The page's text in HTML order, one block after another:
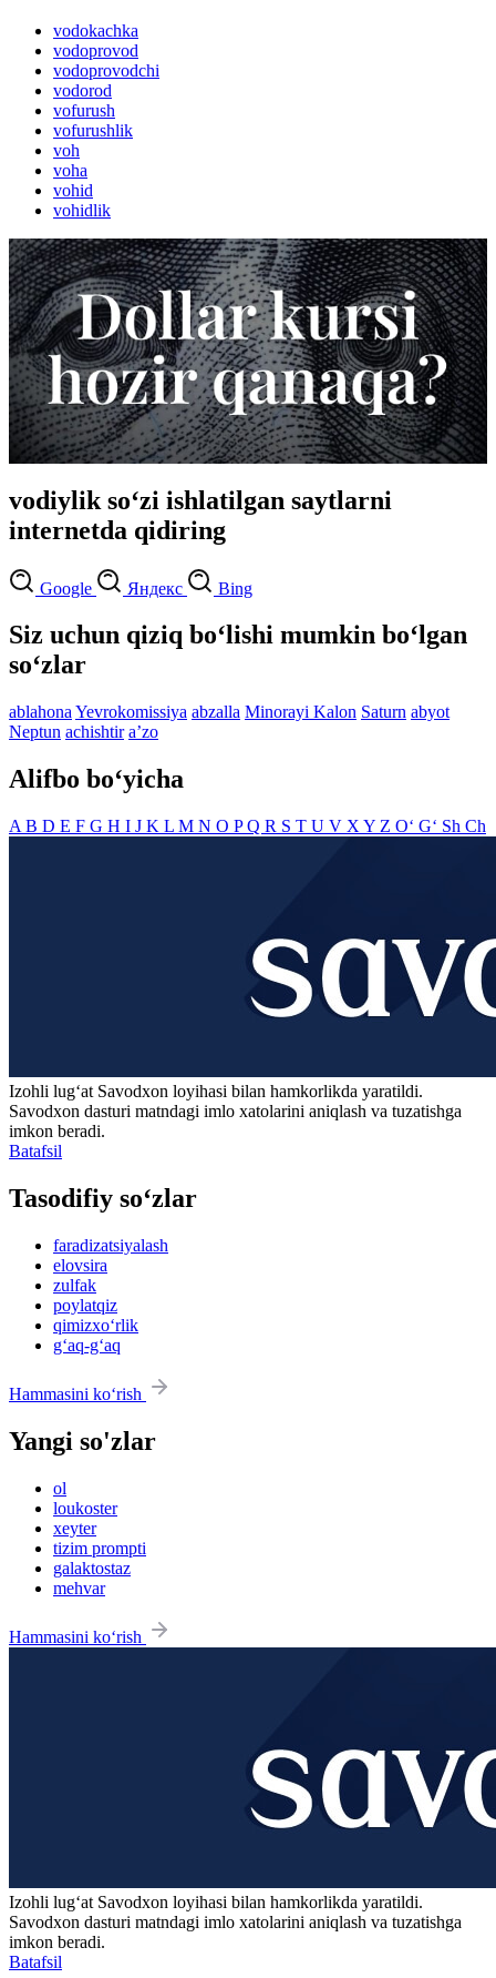
vodokachka
vodoprovod
vodoprovodchi
vodorod
vofurush
vofurushlik
voh
voha
vohid
vohidlik
vodiylik so‘zi ishlatilgan saytlarni
internetda qidiring
Google Яндекс Bing
Siz uchun qiziq bo‘lishi mumkin bo‘lgan
so‘zlar
ablahona Yevrokomissiya abzalla Minorayi Kalon Saturn abyot
Neptun achishtir aʼzo
Alifbo bo‘yicha
A B D E F G H I J K L M N O PQ R S T U V X Y Z O‘ G‘ Sh Ch
Izohli lugʻat Savodxon loyihasi bilan hamkorlikda yaratildi.
Savodxon dasturi matndagi imlo xatolarini aniqlash va tuzatishga
imkon beradi.
Batafsil
Tasodifiy so‘zlar
faradizatsiyalash
elovsira
zulfak
poylatqiz
qimizxo‘rlik
g‘aq-g‘aq
Hammasini ko‘rish
Yangi so'zlar
ol
loukoster
xeyter
tizim prompti
galaktostaz
mehvar
Hammasini ko‘rish
Izohli lugʻat Savodxon loyihasi bilan hamkorlikda yaratildi.
Savodxon dasturi matndagi imlo xatolarini aniqlash va tuzatishga
imkon beradi.
Batafsil